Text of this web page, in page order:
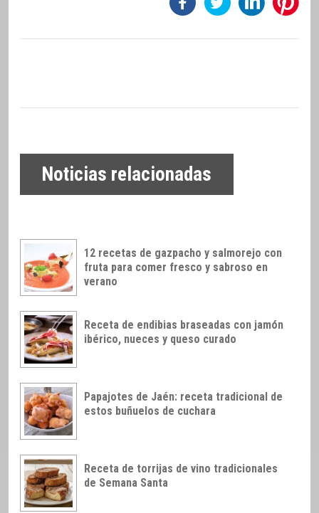
Noticias relacionadas
12 recetas de gazpacho y salmorejo con
fruta para comer fresco y sabroso en
verano
Receta de endibias braseadas con jamón
ibérico, nueces y queso curado
Papajotes de Jaén: receta tradicional de
estos buñuelos de cuchara
Receta de torrijas de vino tradicionales
de Semana Santa